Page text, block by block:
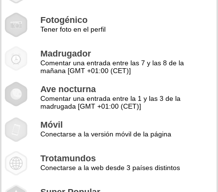
Fotogénico
Tener foto en el perfil
Madrugador
Comentar una entrada entre las 7 y las 8 de la
mañana [GMT +01:00 (CET)]
Ave nocturna
Comentar una entrada entre la 1 y las 3 de la
madrugada [GMT +01:00 (CET)]
Móvil
Conectarse a la versión móvil de la página
Trotamundos
Conectarse a la web desde 3 países distintos